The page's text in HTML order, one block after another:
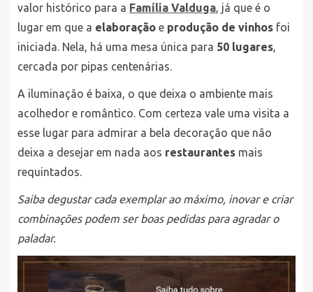
valor histórico para a Família Valduga, já que é o
lugar em que a elaboração e produção de vinhos foi
iniciada. Nela, há uma mesa única para 50 lugares,
cercada por pipas centenárias.
A iluminação é baixa, o que deixa o ambiente mais
acolhedor e romântico. Com certeza vale uma visita a
esse lugar para admirar a bela decoração que não
deixa a desejar em nada aos restaurantes mais
requintados.
Saiba degustar cada exemplar ao máximo, inovar e criar
combinações podem ser boas pedidas para agradar o
paladar.